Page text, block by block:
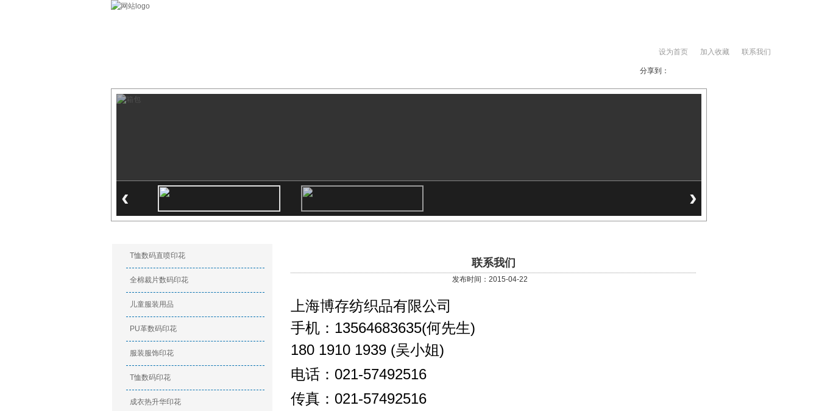
设为首页 加入收藏 联系我们
分享到：
‹ ›
T恤数码直喷印花
全棉裁片数码印花
儿童服装用品
PU革数码印花
服装服饰印花
T恤数码印花
成衣热升华印花
联系我们
发布时间：2015-04-22
上海博存纺织品有限公司
手机：13564683635(何先生)
180 1910 1939 (吴小姐)
电话：021-57492516
传真：021-57492516